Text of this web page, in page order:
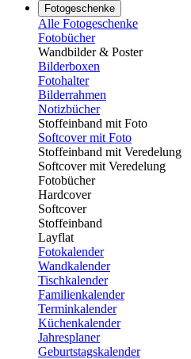
Fotogeschenke
Alle Fotogeschenke
Fotobücher
Wandbilder & Poster
Bilderboxen
Fotohalter
Bilderrahmen
Notizbücher
Stoffeinband mit Foto
Softcover mit Foto
Stoffeinband mit Veredelung
Softcover mit Veredelung
Fotobücher
Hardcover
Softcover
Stoffeinband
Layflat
Fotokalender
Wandkalender
Tischkalender
Familienkalender
Terminkalender
Küchenkalender
Jahresplaner
Geburtstagskalender